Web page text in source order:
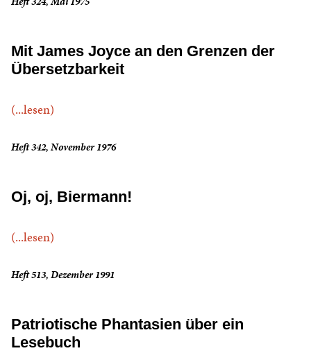
Mit James Joyce an den Grenzen der
Übersetzbarkeit
(...lesen)
Heft 342, November 1976
Oj, oj, Biermann!
(...lesen)
Heft 513, Dezember 1991
Patriotische Phantasien über ein
Lesebuch